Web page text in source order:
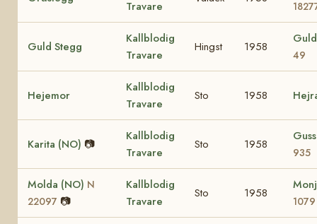
Travare
Guld Stegg
Kallblodig
Travare
Hingst 1958
49
Hejemor
Kallblodig
Travare
Sto 1958
Karita (NO) 📷
Kallblodig
Travare
Sto 1958
935
Molda (NO) N
22097 📷
Kallblodig
Travare
Sto 1958
1079